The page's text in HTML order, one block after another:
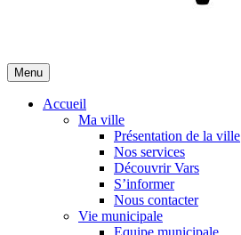
Menu
Accueil
Ma ville
Présentation de la ville
Nos services
Découvrir Vars
S’informer
Nous contacter
Vie municipale
Equipe municipale